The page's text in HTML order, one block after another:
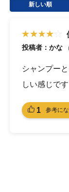
新しい順
投稿者：かな （
シャンプー
しい感じです
1 参考にな